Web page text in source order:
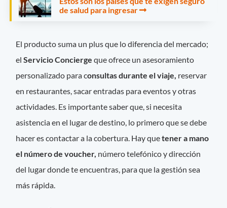
de salud para ingresar
El producto suma un plus que lo diferencia del mercado;
el Servicio Concierge que ofrece un asesoramiento
personalizado para consultas durante el viaje, reservar
en restaurantes, sacar entradas para eventos y otras
actividades. Es importante saber que, si necesita
asistencia en el lugar de destino, lo primero que se debe
hacer es contactar a la cobertura. Hay quetener a mano
el número de voucher, número telefónico y dirección
del lugar donde te encuentras, para que la gestión sea
más rápida.